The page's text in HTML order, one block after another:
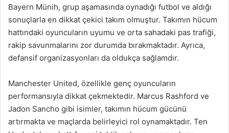
Bayern Münih, grup aşamasında oynadığı futbol ve aldığı
sonuçlarla en dikkat çekici takım olmuştur. Takımın hücum
hattındaki oyuncuların uyumu ve orta sahadaki pas trafiği,
rakip savunmalarını zor durumda bırakmaktadır. Ayrıca,
defansif organizasyonları da oldukça sağlamdır.
Manchester United, özellikle genç oyuncuların
performansıyla dikkat çekmektedir. Marcus Rashford ve
Jadon Sancho gibi isimler, takımın hücum gücünü
artırmakta ve maçlarda belirleyici rol oynamaktadır. Ten